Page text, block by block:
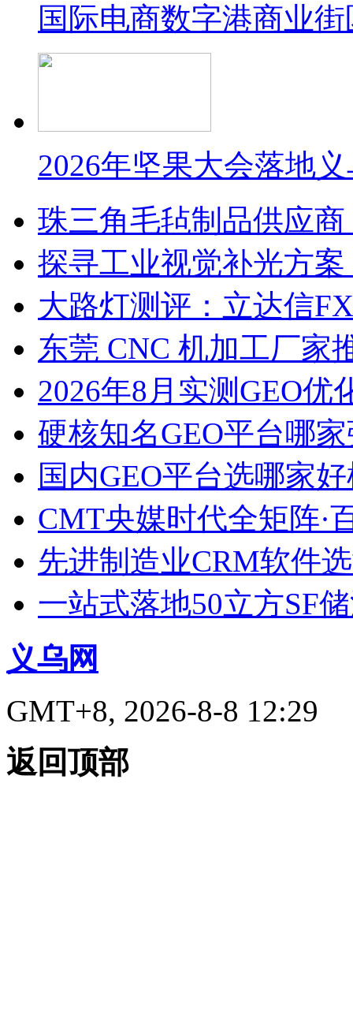
国际电商数字港商业
2026年坚果大会落地
珠三角毛毡制品供应
探寻工业视觉补光方
大路灯测评：立达信
东莞 CNC 机加工厂家
2026年8月实测GEO优
硬核知名GEO平台哪
国内GEO平台选哪家
CMT央媒时代全矩阵·
先进制造业CRM软件
一站式落地50立方SF
义乌网
GMT+8, 2026-8-8 12:29
返回顶部